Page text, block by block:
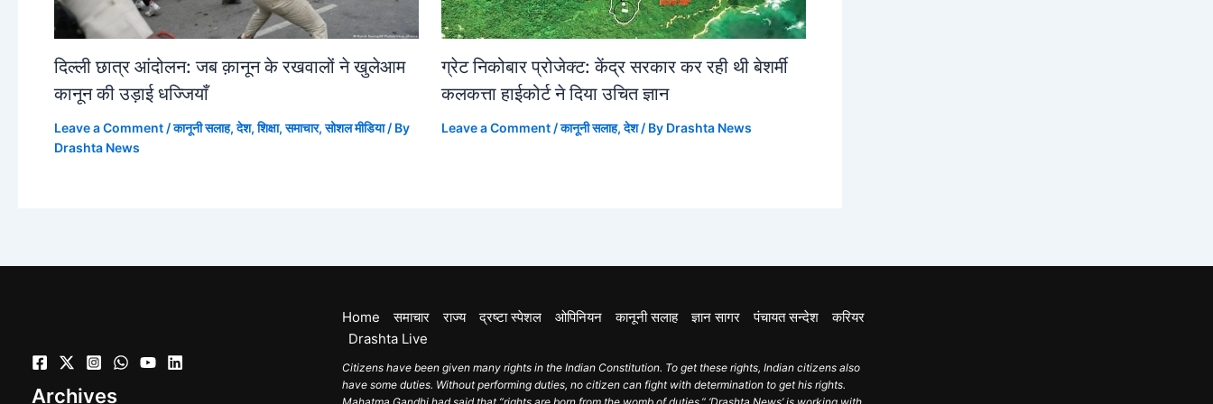
दिल्ली छात्र आंदोलन: जब क़ानून के रखवालों ने खुलेआम
कानून की उड़ाई धज्जियाँ
Leave a Comment /कानूनी सलाह,देश,शिक्षा,समाचार,सोशल मीडिया/ By
Drashta News
ग्रेट निकोबार प्रोजेक्ट: केंद्र सरकार कर रही थी बेशर्मी
कलकत्ता हाईकोर्ट ने दिया उचित ज्ञान
Leave a Comment /कानूनी सलाह,देश/ By Drashta News
Archives
Home समाचार राज्य द्रष्टा स्पेशल ओपिनियन कानूनी सलाह ज्ञान सागर पंचायत सन्देश
करियर
Drashta Live
Citizens have been given many rights in the Indian Constitution. To get these rights, Indian citizens also
have some duties. Without performing duties, no citizen can fight with determination to get his rights.